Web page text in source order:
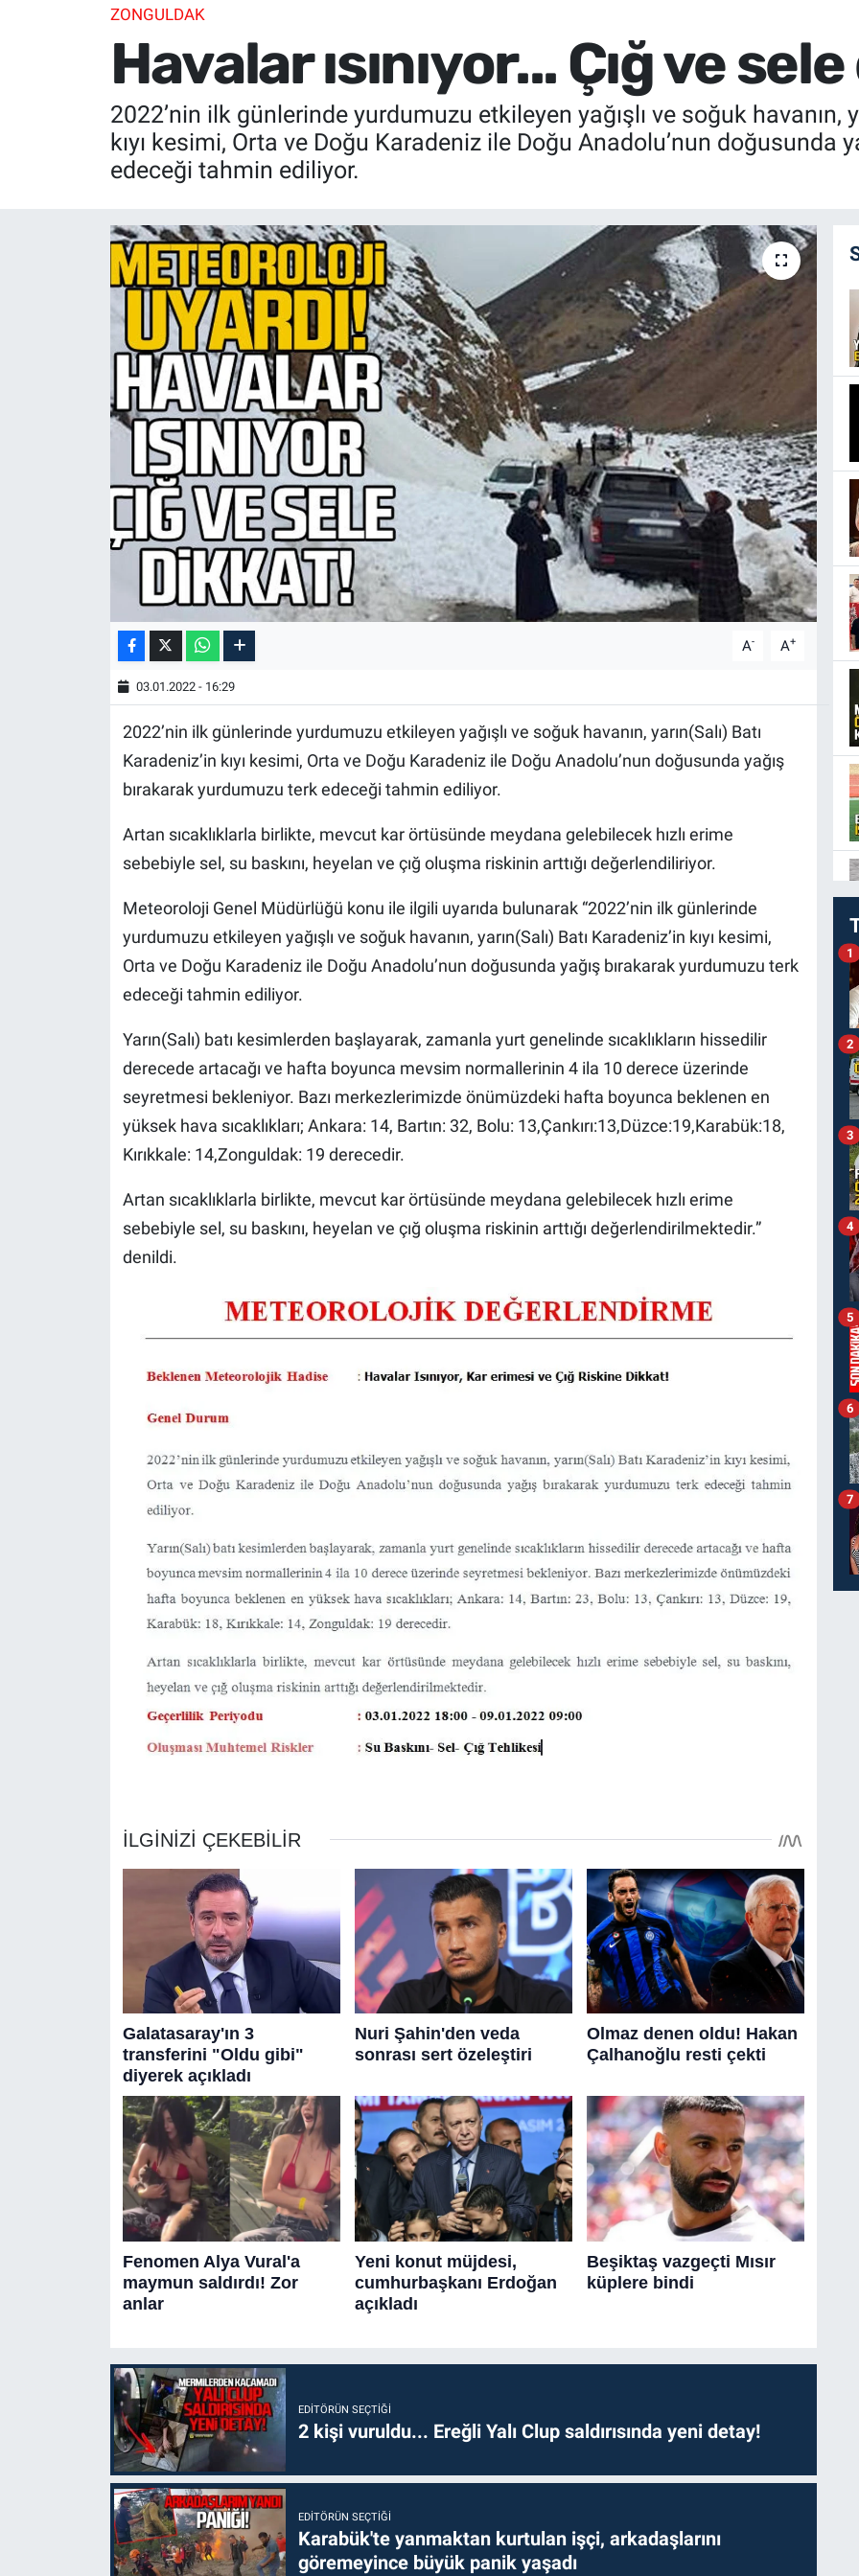
ZONGULDAK
Havalar ısınıyor... Çığ ve
2022’nin ilk günlerinde yurdumuzu etkileyen yağışlı ve soğuk havanın,
kıyı kesimi, Orta ve Doğu Karadeniz ile Doğu Anadolu’nun doğusunda
edeceği tahmin ediliyor.
A- A+
03.01.2022 - 16:29
2022’nin ilk günlerinde yurdumuzu etkileyen yağışlı ve soğuk havanın, yarın(Salı) Batı
Karadeniz’in kıyı kesimi, Orta ve Doğu Karadeniz ile Doğu Anadolu’nun doğusunda yağış
bırakarak yurdumuzu terk edeceği tahmin ediliyor.
Artan sıcaklıklarla birlikte, mevcut kar örtüsünde meydana gelebilecek hızlı erime
sebebiyle sel, su baskını, heyelan ve çığ oluşma riskinin arttığı değerlendiliriyor.
Meteoroloji Genel Müdürlüğü konu ile ilgili uyarıda bulunarak “2022’nin ilk günlerinde
yurdumuzu etkileyen yağışlı ve soğuk havanın, yarın(Salı) Batı Karadeniz’in kıyı kesimi,
Orta ve Doğu Karadeniz ile Doğu Anadolu’nun doğusunda yağış bırakarak yurdumuzu terk
edeceği tahmin ediliyor.
Yarın(Salı) batı kesimlerden başlayarak, zamanla yurt genelinde sıcaklıkların hissedilir
derecede artacağı ve hafta boyunca mevsim normallerinin 4 ila 10 derece üzerinde
seyretmesi bekleniyor. Bazı merkezlerimizde önümüzdeki hafta boyunca beklenen en
yüksek hava sıcaklıkları; Ankara: 14, Bartın: 32, Bolu: 13,Çankırı:13,Düzce:19,Karabük:18,
Kırıkkale: 14,Zonguldak: 19 derecedir.
Artan sıcaklıklarla birlikte, mevcut kar örtüsünde meydana gelebilecek hızlı erime
sebebiyle sel, su baskını, heyelan ve çığ oluşma riskinin arttığı değerlendirilmektedir.”
denildi.
EDITÖRÜN SEÇTIĞI
2 kişi vuruldu... Ereğli Yalı Clup saldırısında yeni detay!
EDITÖRÜN SEÇTIĞI
Karabük'te yanmaktan kurtulan işçi, arkadaşlarını
göremeyince büyük panik yaşadı
1
2
3
4
5
6
7